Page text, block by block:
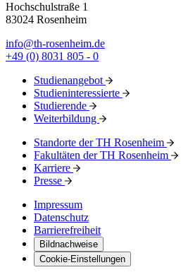
Hochschulstraße 1
83024 Rosenheim
info@th-rosenheim.de
+49 (0) 8031 805 - 0
Studienangebot
Studieninteressierte
Studierende
Weiterbildung
Standorte der TH Rosenheim
Fakultäten der TH Rosenheim
Karriere
Presse
Impressum
Datenschutz
Barrierefreiheit
Bildnachweise
Cookie-Einstellungen